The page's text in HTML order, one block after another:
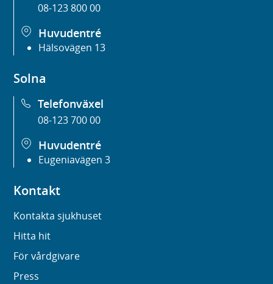
08-123 800 00
Huvudentré
Hälsovägen 13
Solna
Telefonväxel
08-123 700 00
Huvudentré
Eugeniavägen 3
Kontakt
Kontakta sjukhuset
Hitta hit
För vårdgivare
Press